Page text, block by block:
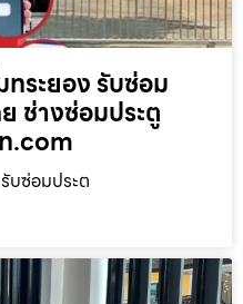
ทระยอง รับซ่อม
ช่างซ่อมประตู
.com
บซ่อมประต